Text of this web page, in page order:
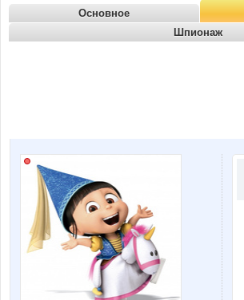
Основное
Шпионаж